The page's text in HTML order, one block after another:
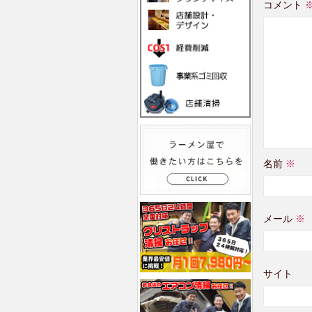
コメント
名前 ※
メール ※
サイト